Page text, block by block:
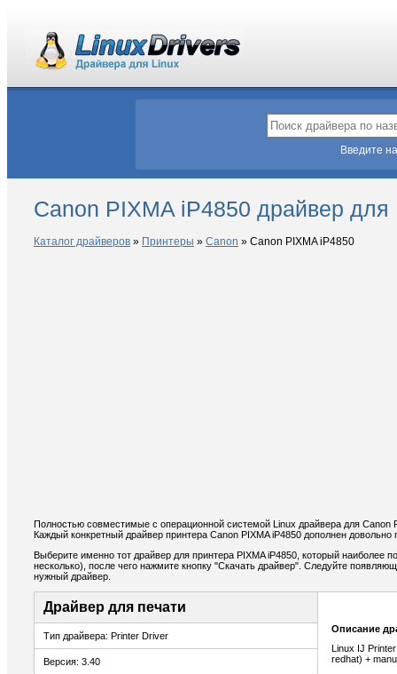
Введите
Canon PIXMA iP4850 драйвер для
Каталог драйверов » Принтеры » Canon » Canon PIXMA iP4850
Полностью совместимые с операционной системой Linux драйвера для
Каждый конкретный драйвер принтера Canon PIXMA iP4850 дополнен
Выберите именно тот драйвер для принтера PIXMA iP4850, который наиболее
несколько), после чего нажмите кнопку "Скачать драйвер". Следуйте
нужный драйвер.
Драйвер для печати
Тип драйвера: Printer Driver
Версия: 3.40
Описание
Linux IJ
redhat) +